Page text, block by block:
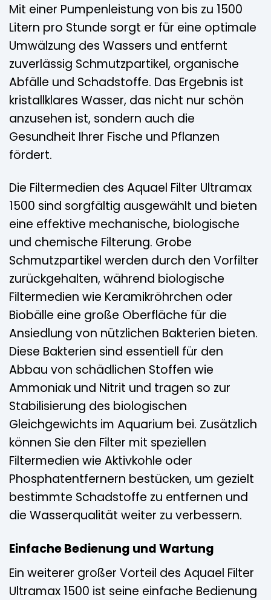
Mit einer Pumpenleistung von bis zu 1500
Litern pro Stunde sorgt er für eine optimale
Umwälzung des Wassers und entfernt
zuverlässig Schmutzpartikel, organische
Abfälle und Schadstoffe. Das Ergebnis ist
kristallklares Wasser, das nicht nur schön
anzusehen ist, sondern auch die
Gesundheit Ihrer Fische und Pflanzen
fördert.
Die Filtermedien des Aquael Filter Ultramax
1500 sind sorgfältig ausgewählt und bieten
eine effektive mechanische, biologische
und chemische Filterung. Grobe
Schmutzpartikel werden durch den Vorfilter
zurückgehalten, während biologische
Filtermedien wie Keramikröhrchen oder
Biobälle eine große Oberfläche für die
Ansiedlung von nützlichen Bakterien bieten.
Diese Bakterien sind essentiell für den
Abbau von schädlichen Stoffen wie
Ammoniak und Nitrit und tragen so zur
Stabilisierung des biologischen
Gleichgewichts im Aquarium bei. Zusätzlich
können Sie den Filter mit speziellen
Filtermedien wie Aktivkohle oder
Phosphatentfernern bestücken, um gezielt
bestimmte Schadstoffe zu entfernen und
die Wasserqualität weiter zu verbessern.
Einfache Bedienung und Wartung
Ein weiterer großer Vorteil des Aquael Filter
Ultramax 1500 ist seine einfache Bedienung